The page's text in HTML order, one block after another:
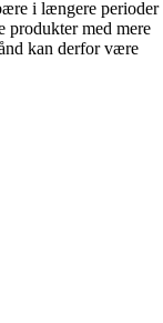
i længere perioder
produkter med mere
kan derfor være